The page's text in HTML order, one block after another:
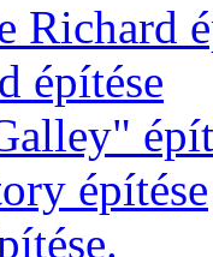
Richard
építése
építése